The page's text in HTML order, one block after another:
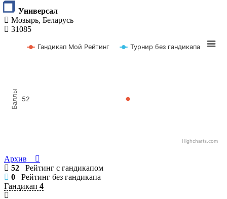
Универсал
Мозырь, Беларусь
31085
Баллы
Гандикап Мой Рейтинг Турнир без гандикапа
52
Highcharts.com
Архив
52 Рейтинг с гандикапом
0 Рейтинг без гандикапа
Гандикап 4